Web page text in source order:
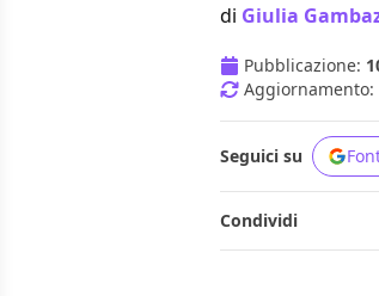
di Giulia
Pubblicazione:
Aggiornamento:
Seguici su
Condividi